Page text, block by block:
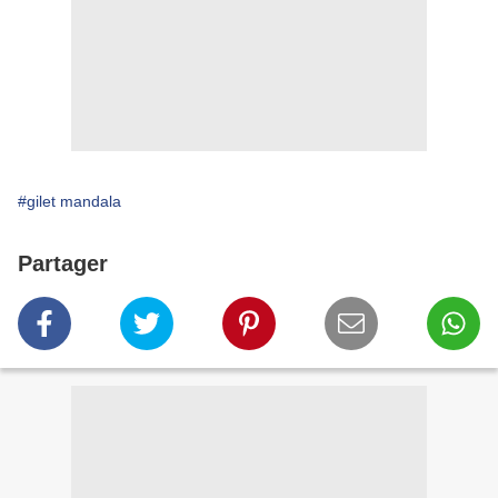
#gilet mandala
Partager